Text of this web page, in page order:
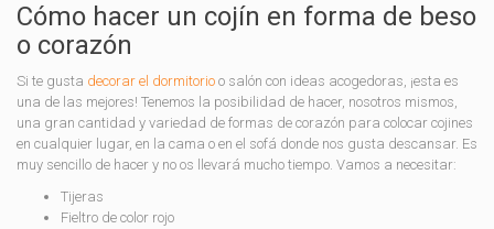
Cómo hacer un cojín en forma de beso
o corazón
Si te gusta decorar el dormitorio o salón con ideas acogedoras, ¡esta es
una de las mejores! Tenemos la posibilidad de hacer, nosotros mismos,
una gran cantidad y variedad de formas de corazón para colocar cojines
en cualquier lugar, en la cama o en el sofá donde nos gusta descansar. Es
muy sencillo de hacer y no os llevará mucho tiempo. Vamos a necesitar:
Tijeras
Fieltro de color rojo